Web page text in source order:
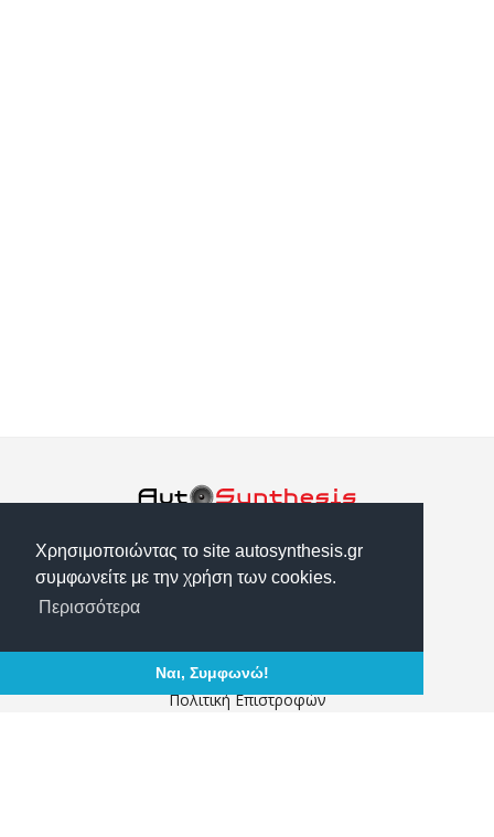
Χρησιμοποιώντας το site autosynthesis.gr
συμφωνείτε με την χρήση των cookies.
Περισσότερα
Ναι, Συμφωνώ!
Θεσσαλονίκης 10 Αγ. Ι. Ρέντης, 18233
2104917374
Τρόποι Πληρωμής
Πολιτική Επιστροφών